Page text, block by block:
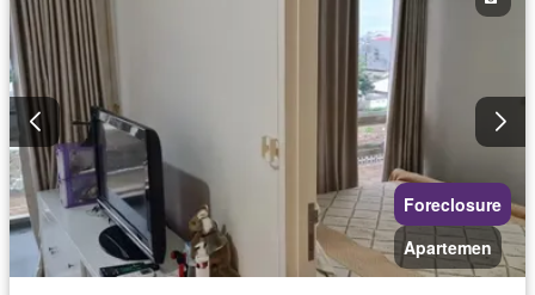
Foreclosure
Apartemen